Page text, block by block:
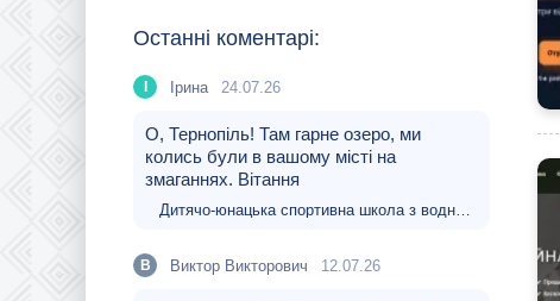
Останні коментарі:
Ірина 24.07.26
О, Тернопіль! Там гарне озеро, ми
колись були в вашому місті на
змаганнях. Вітання
Дитячо-юнацька спортивна школа з водних видів спорту Тернопільської міської ради
В Виктор Викторович 12.07.26